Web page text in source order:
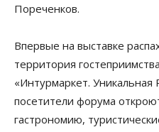
Пореченков.
Впервые на выставке
территория
«Интурмаркет. Уникальная
посетители форума
гастрономию,